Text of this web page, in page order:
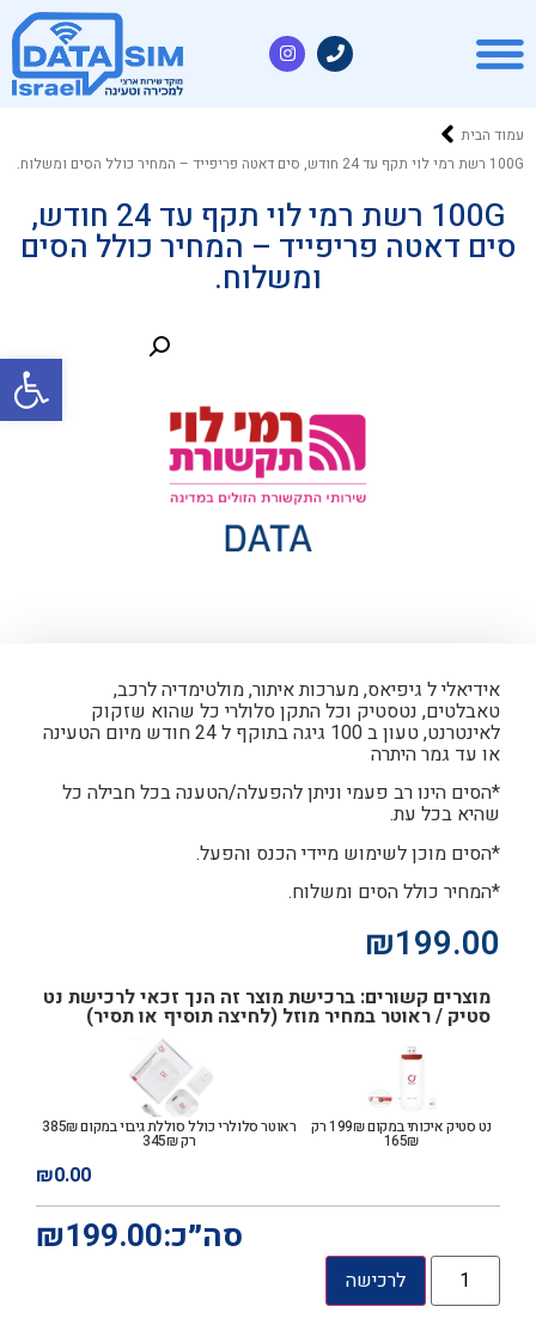
פתח
עמוד הבית
100G רשת רמי לוי תקף עד 24 חודש, סים דאטה פריפייד – המחיר כולל הסים ומשלוח.
100G רשת רמי לוי תקף עד 24 חודש,
סים דאטה פריפייד – המחיר כולל הסים
ומשלוח.
אידיאלי ל גיפיאס, מערכות איתור, מולטימדיה לרכב,
טאבלטים, נטסטיק וכל התקן סלולרי כל שהוא שזקוק
לאינטרנט, טעון ב 100 גיגה בתוקף ל 24 חודש מיום הטעינה
או עד גמר היתרה
*הסים הינו רב פעמי וניתן להפעלה/הטענה בכל חבילה כל
שהיא בכל עת.
*הסים מוכן לשימוש מיידי הכנס והפעל.
*המחיר כולל הסים ומשלוח.
₪199.00
מוצרים קשורים: ברכישת מוצר זה הנך זכאי לרכישת נט
סטיק / ראוטר במחיר מוזל (לחיצה תוסיף או תסיר)
נט סטיק איכותי במקום 199₪ רק
165₪
ראוטר סלולרי כולל סוללת גיבוי במקום 385₪
רק 345₪
₪0.00
סה״כ: ₪199.00
לרכישה